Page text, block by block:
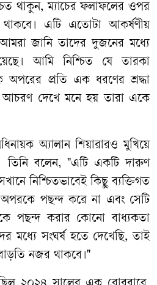
থাকুন, ম্যাচের ফলাফলের ওপর
এটি এতোটা আকর্ষণীয়
জানি তাদের দুজনের মধ্যে
আমি নিশ্চিত যে তারকা
অপরের প্রতি এক ধরণের শ্রদ্ধা
আচরণ দেখে মনে হয় তারা একে
অ্যালান শিয়ারারও মুখিয়ে
বলেন, "এটি একটি দারুণ
নিশ্চিতভাবেই কিছু ব্যক্তিগত
অপরকে পছন্দ করে না এবং সেটি
পছন্দ করার কোনো বাধ্যকতা
মধ্যে সংঘর্ষ হতে দেখেছি, তাই
নজর থাকবে।"